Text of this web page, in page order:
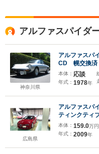
アルファスパイダ
神奈川県
アルファスパ
CD 幌交換済
本体： 応談
年式： 1978年
広島県
アルファスパ
ティンクテ
ノン 保証書
本体： 159.0万円
年式： 2009年